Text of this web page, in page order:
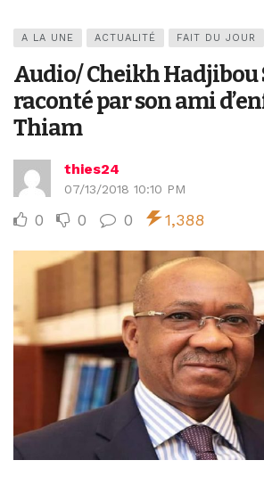
A LA UNE ACTUALITÉ FAIT DU JOUR
Audio/ Cheikh Hadjibou
raconté par son ami
Thiam
thies24
07/13/2018 10:10 PM
0 0 0 1,388